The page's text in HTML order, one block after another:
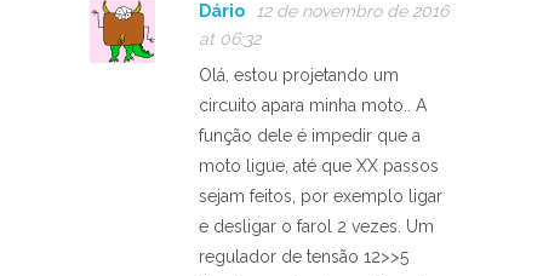
Dário
12 de novembro de 2016
at 06:32
Olá, estou projetando um
circuito apara minha moto.. A
função dele é impedir que a
moto ligue, até que XX passos
sejam feitos, por exemplo ligar
e desligar o farol 2 vezes. Um
regulador de tensão 12>>5